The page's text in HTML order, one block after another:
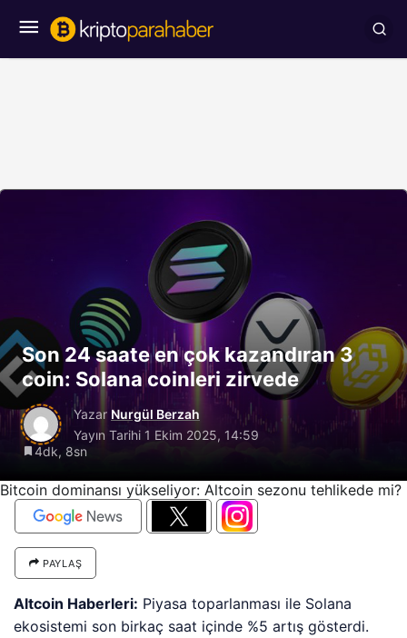
Bitcoin dominansı yükseliyor: Altcoin sezonu tehlikede mi?
Son 24 saate en çok kazandıran 3
coin: Solana coinleri zirvede
Yazar Nurgül Berzah
Yayın Tarihi 1 Ekim 2025, 14:59
4dk, 8sn
PAYLAŞ
Altcoin Haberleri: Piyasa toparlanması ile Solana
ekosistemi son birkaç saat içinde %5 artış gösterdi.